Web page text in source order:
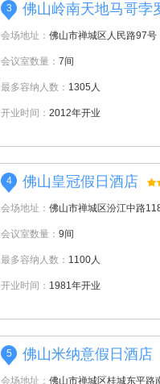
3 佛山岭南天地马哥孛
会场地址： 佛山市禅城区人民路97号
会议室数量： 7间
最多容纳人数： 1305人
开业时间： 2012年开业
4 佛山皇冠假日酒店
会场地址： 佛山市禅城区汾江中路
会议室数量： 9间
最多容纳人数： 1100人
开业时间： 1981年开业
5 佛山米纳意假日酒店
会场地址： 佛山市禅城区桂城东平路